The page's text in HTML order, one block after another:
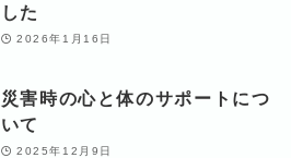
した
2026年1月16日
災害時の心と体のサポートにつ
いて
2025年12月9日